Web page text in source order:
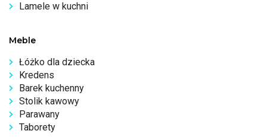
Lamele w kuchni
Meble
Łóżko dla dziecka
Kredens
Barek kuchenny
Stolik kawowy
Parawany
Taborety